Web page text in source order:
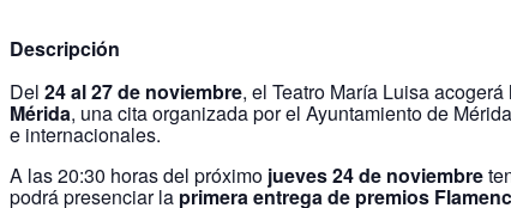
Descripción
Del 24 al 27 de noviembre, el Teatro María Luisa acogerá
Mérida, una cita organizada por el Ayuntamiento de
e internacionales.
A las 20:30 horas del próximo jueves 24 de noviembre
podrá presenciar la primera entrega de premios